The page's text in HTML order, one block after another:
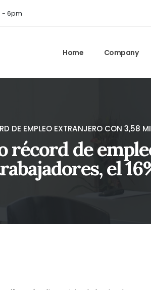
- 6pm
Home Company
DE EMPLEO EXTRANJERO CON 3,58
récord de
el